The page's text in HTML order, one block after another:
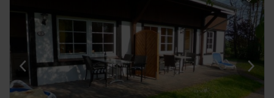
Sonstiges
Bauernhof